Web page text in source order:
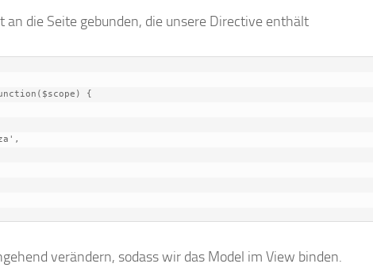
die Seite gebunden, die unsere Directive enthält
verändern, sodass wir das Model im View binden.